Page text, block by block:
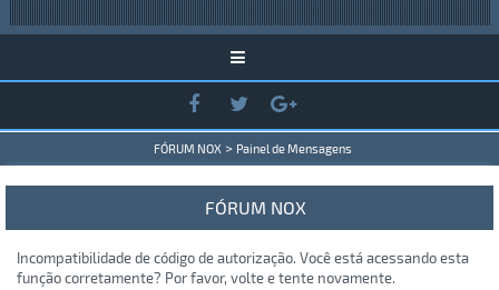
FÓRUM NOX > Painel de Mensagens
FÓRUM NOX
Incompatibilidade de código de autorização. Você está acessando esta
função corretamente? Por favor, volte e tente novamente.